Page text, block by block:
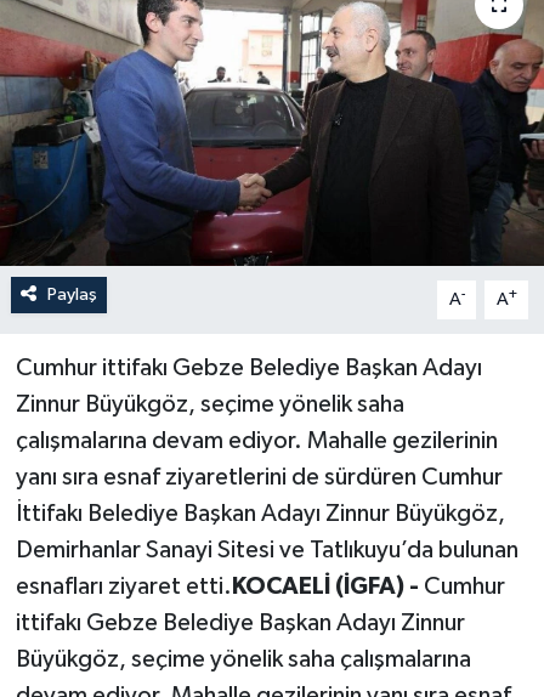
Paylaş A- A+
Cumhur ittifakı Gebze Belediye Başkan Adayı
Zinnur Büyükgöz, seçime yönelik saha
çalışmalarına devam ediyor. Mahalle gezilerinin
yanı sıra esnaf ziyaretlerini de sürdüren Cumhur
İttifakı Belediye Başkan Adayı Zinnur Büyükgöz,
Demirhanlar Sanayi Sitesi ve Tatlıkuyu’da bulunan
esnafları ziyaret etti. KOCAELİ (İGFA) - Cumhur
ittifakı Gebze Belediye Başkan Adayı Zinnur
Büyükgöz, seçime yönelik saha çalışmalarına